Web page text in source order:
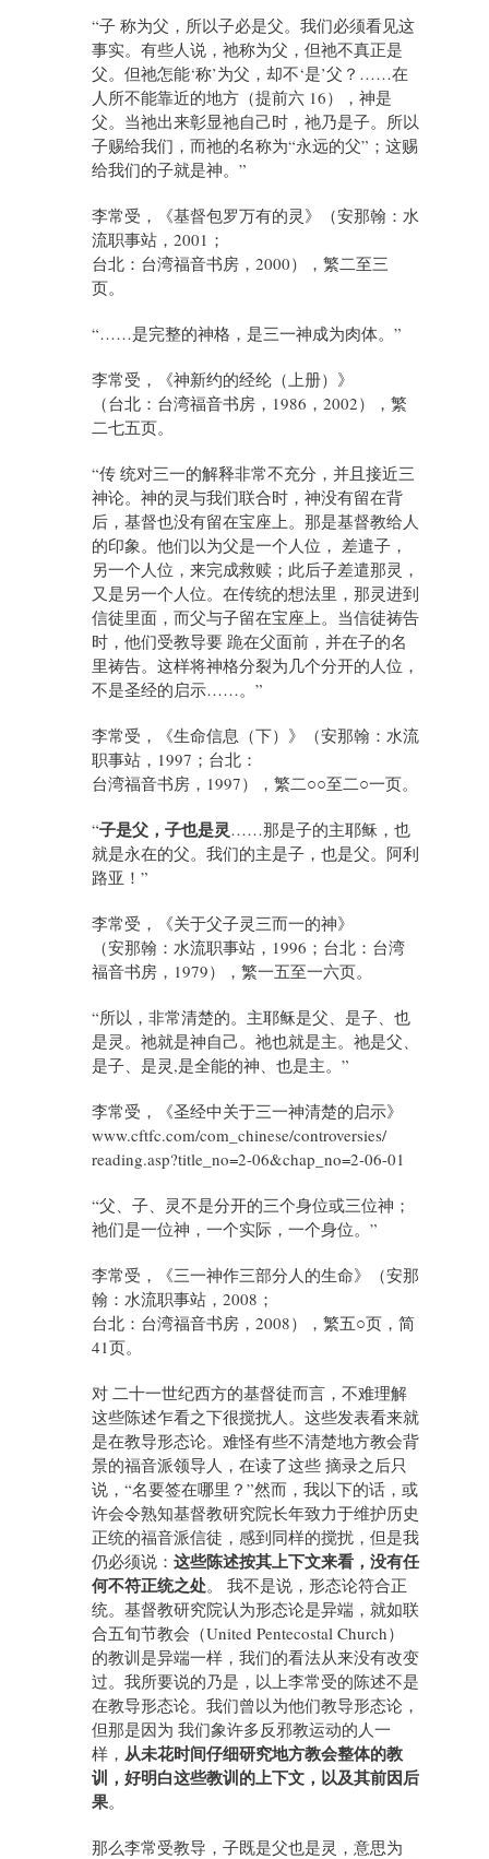
“子 称为父，所以子必是父。我们必须看见这
事实。有些人说，祂称为父，但祂不真正是
父。但祂怎能‘称’为父，却不‘是’父？……在
人所不能靠近的地方（提前六 16），神是
父。当祂出来彰显祂自己时，祂乃是子。所以
子赐给我们，而祂的名称为“永远的父”；这赐
给我们的子就是神。”
李常受，《基督包罗万有的灵》（安那翰：水
流职事站，2001；
台北：台湾福音书房，2000），繁二至三
页。
“……是完整的神格，是三一神成为肉体。”
李常受，《神新约的经纶（上册）》
（台北：台湾福音书房，1986，2002），繁
二七五页。
“传 统对三一的解释非常不充分，并且接近三
神论。神的灵与我们联合时，神没有留在背
后，基督也没有留在宝座上。那是基督教给人
的印象。他们以为父是一个人位， 差遣子，
另一个人位，来完成救赎；此后子差遣那灵，
又是另一个人位。在传统的想法里，那灵进到
信徒里面，而父与子留在宝座上。当信徒祷告
时，他们受教导要 跪在父面前，并在子的名
里祷告。这样将神格分裂为几个分开的人位，
不是圣经的启示……。”
李常受，《生命信息（下）》（安那翰：水流
职事站，1997；台北：
台湾福音书房，1997），繁二○○至二○一页。
“子是父，子也是灵……那是子的主耶稣，也
就是永在的父。我们的主是子，也是父。阿利
路亚！”
李常受，《关于父子灵三而一的神》
（安那翰：水流职事站，1996；台北：台湾
福音书房，1979），繁一五至一六页。
“所以，非常清楚的。主耶稣是父、是子、也
是灵。祂就是神自己。祂也就是主。祂是父、
是子、是灵,是全能的神、也是主。”
李常受，《圣经中关于三一神清楚的启示》
www.cftfc.com/com_chinese/controversies/
reading.asp?title_no=2-06&chap_no=2-06-01
“父、子、灵不是分开的三个身位或三位神；
祂们是一位神，一个实际，一个身位。”
李常受，《三一神作三部分人的生命》（安那
翰：水流职事站，2008；
台北：台湾福音书房，2008），繁五○页，简
41页。
对 二十一世纪西方的基督徒而言，不难理解
这些陈述乍看之下很搅扰人。这些发表看来就
是在教导形态论。难怪有些不清楚地方教会背
景的福音派领导人，在读了这些 摘录之后只
说，“名要签在哪里？”然而，我以下的话，或
许会令熟知基督教研究院长年致力于维护历史
正统的福音派信徒，感到同样的搅扰，但是我
仍必须说： 这些陈述按其上下文来看，没有任
何不符正统之处。 我不是说，形态论符合正
统。基督教研究院认为形态论是异端，就如联
合五旬节教会（United Pentecostal Church）
的教训是异端一样，我们的看法从来没有改变
过。我所要说的乃是，以上李常受的陈述不是
在教导形态论。我们曾以为他们教导形态论，
但那是因为 我们象许多反邪教运动的人一
样， 从未花时间仔细研究地方教会整体的教
训，好明白这些教训的上下文，以及其前因后
果。
那么李常受教导，子既是父也是灵，意思为